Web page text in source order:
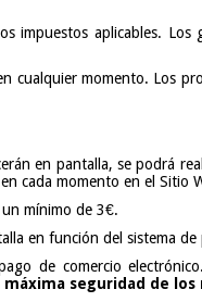
impuestos aplicables.
cualquier momento. Los
en pantalla, se podrá
cada momento en el Sitio
mínimo de 3€.
en función del sistema
de comercio
seguridad de los